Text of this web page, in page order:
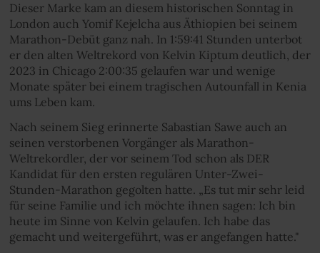
Dieser Marke kam an diesem historischen Sonntag in
London auch Yomif Kejelcha aus Äthiopien bei seinem
Marathon-Debüt ganz nah. In 1:59:41 Stunden unterbot
er den alten Weltrekord von Kelvin Kiptum deutlich, der
2023 in Chicago 2:00:35 gelaufen war und wenige
Monate später bei einem tragischen Autounfall in Kenia
ums Leben kam.
Nach seinem Sieg erinnerte Sabastian Sawe auch an
seinen verstorbenen Vorgänger als Marathon-
Weltrekordler, der vor seinem Tod schon als DER
Kandidat für den ersten regulären Unter-Zwei-
Stunden-Marathon gegolten hatte. „Es tut mir sehr leid
für seine Familie und ich möchte ihnen sagen: Ich bin
heute im Sinne von Kelvin gelaufen. Ich habe das
gemacht und weitergeführt, was er angefangen hatte."